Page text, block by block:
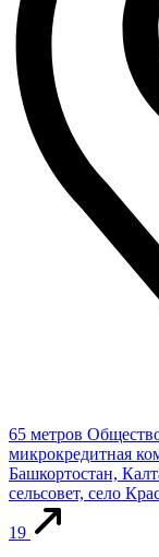
65 метров
микрокредитная
Башкортостан,
сельсовет, село
19